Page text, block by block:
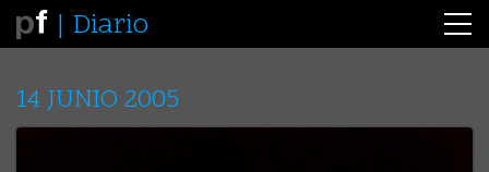
Diario
14 JUNIO 2005